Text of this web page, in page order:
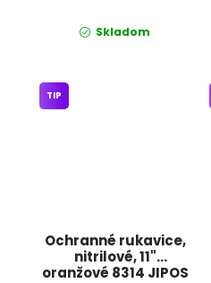
Skladom
Ochranné rukavice,
nitrilové, 11"
oranžové 8314 JIPOS
TIP